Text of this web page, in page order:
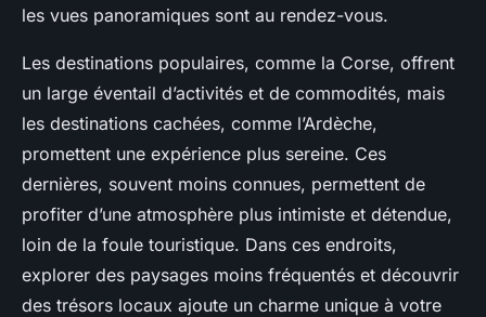
les vues panoramiques sont au rendez-vous.
Les destinations populaires, comme la Corse, offrent
un large éventail d’activités et de commodités, mais
les destinations cachées, comme l’Ardèche,
promettent une expérience plus sereine. Ces
dernières, souvent moins connues, permettent de
profiter d’une atmosphère plus intimiste et détendue,
loin de la foule touristique. Dans ces endroits,
explorer des paysages moins fréquentés et découvrir
des trésors locaux ajoute un charme unique à votre